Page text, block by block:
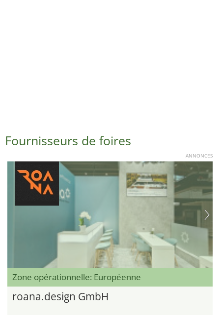
Fournisseurs de foires
ANNONCES
Zone opérationnelle: Européenne
roana.design GmbH